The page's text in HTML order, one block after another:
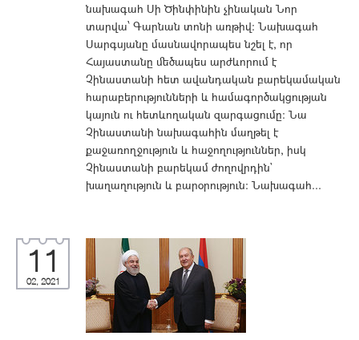
նախագահ Սի Ծինփինին չինական Նոր
տարվա՝ Գարնան տոնի առթիվ: Նախագահ
Սարգսյանը մասնավորապես նշել է, որ
Հայաստանը մեծապես արժևորում է
Չինաստանի հետ ավանդական բարե­կամական
հարաբերությունների և համագործակցության
կայուն ու հետևողական զարգացումը: Նա
Չինաստանի նախագահին մաղթել է
քաջառողջություն և հաջողություններ, իսկ
Չինաստանի բարեկամ ժողովրդին`
խաղաղություն և բարօրություն: Նախագահ...
11
02, 2021